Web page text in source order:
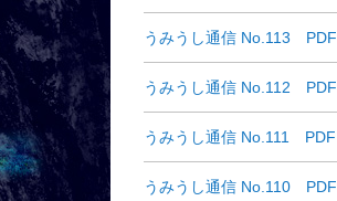
うみうし通信 No.113 PDF
うみうし通信 No.112 PDF
うみうし通信 No.111 PDF
うみうし通信 No.110 PDF